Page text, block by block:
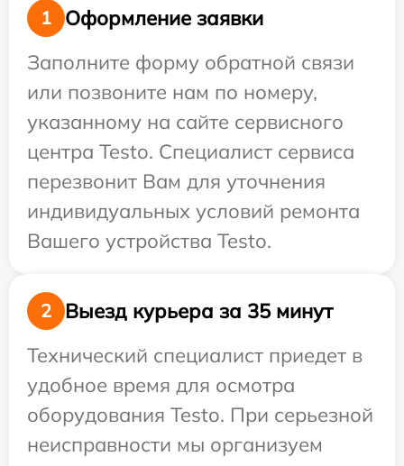
1
Оформление заявки
Заполните форму обратной связи
или позвоните нам по номеру,
указанному на сайте сервисного
центра Testo. Специалист сервиса
перезвонит Вам для уточнения
индивидуальных условий ремонта
Вашего устройства Testo.
2
Выезд курьера за 35 минут
Технический специалист приедет в
удобное время для осмотра
оборудования Testo. При серьезной
неисправности мы организуем